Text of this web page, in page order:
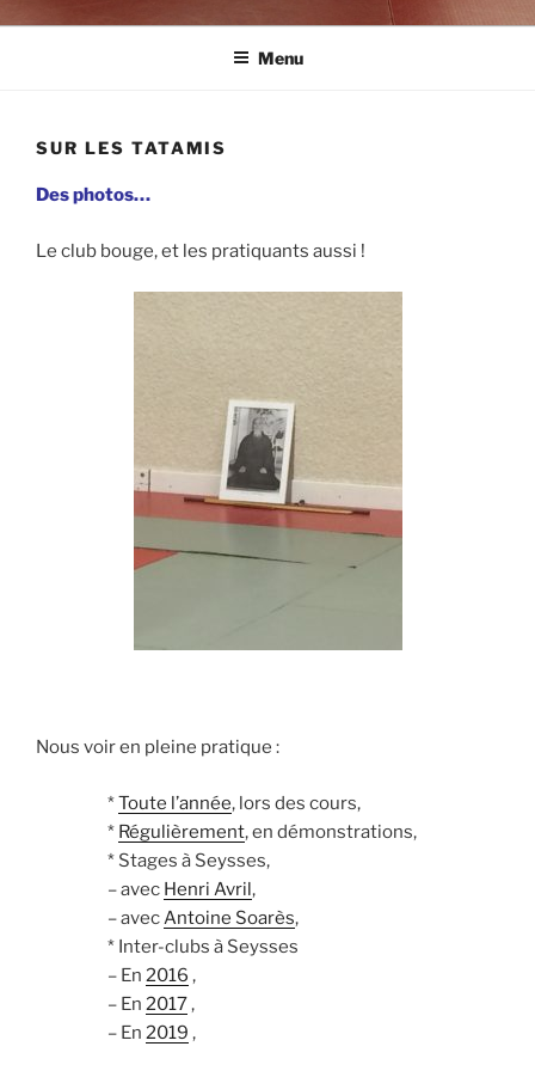
Menu
SUR LES TATAMIS
Des photos…
Le club bouge, et les pratiquants aussi !
Nous voir en pleine pratique :
*Toute l’année, lors des cours,
* Régulièrement, en démonstrations,
* Stages à Seysses,
– avec Henri Avril,
– avec Antoine Soarès,
* Inter-clubs à Seysses
– En 2016 ,
– En 2017 ,
– En 2019 ,